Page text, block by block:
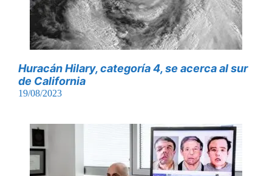
Huracán Hilary, categoría 4, se acerca al sur
de California
19/08/2023